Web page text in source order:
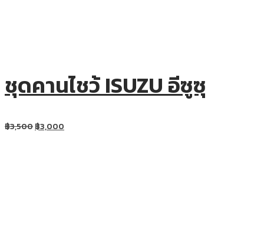
ชุดคานไชว้ ISUZU อีซูซุ
฿3,500฿3,000